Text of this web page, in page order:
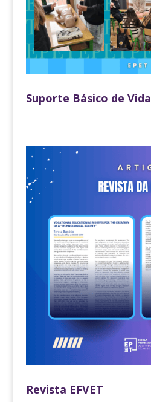
Suporte Básico de Vida
Revista EFVET